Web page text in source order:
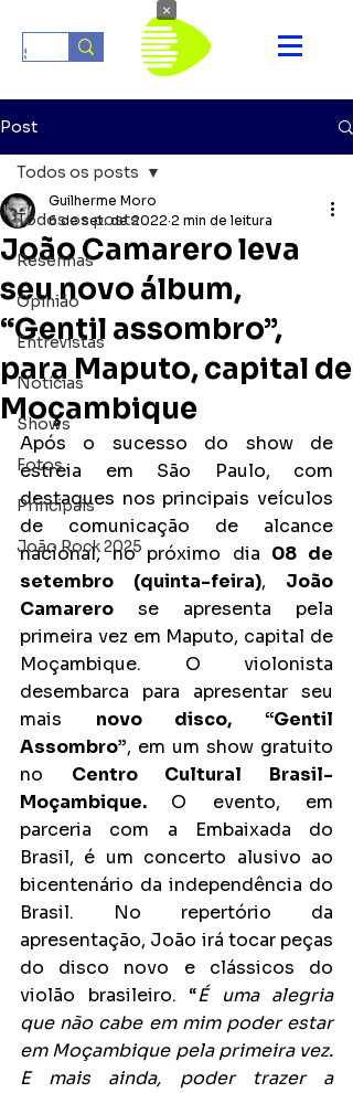
Post
Todos os posts
Resenhas
Opinião
Entrevistas
Notícias
Shows
Fotos
Principais
João Rock 2025
Todos os posts
João Camarero leva
seu novo álbum,
“Gentil assombro”,
para Maputo, capital de
Moçambique
Guilherme Moro
6 de set. de 2022 2 min de leitura
Após o sucesso do show de
estreia em São Paulo, com
destaques nos principais veículos
de comunicação de alcance
nacional, no próximo dia 08 de
setembro (quinta-feira), João
Camarero se apresenta pela
primeira vez em Maputo, capital de
Moçambique. O violonista
desembarca para apresentar seu
mais novo disco, “Gentil
Assombro”, em um show gratuito
no Centro Cultural Brasil-
Moçambique. O evento, em
parceria com a Embaixada do
Brasil, é um concerto alusivo ao
bicentenário da independência do
Brasil. No repertório da
apresentação, João irá tocar peças
do disco novo e clássicos do
violão brasileiro. “É uma alegria
que não cabe em mim poder estar
em Moçambique pela primeira vez.
E mais ainda, poder trazer a
×